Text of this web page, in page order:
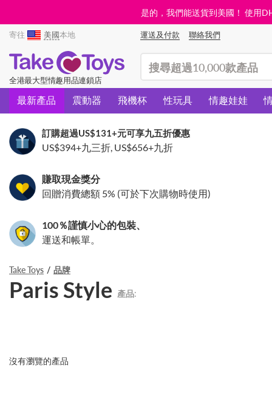
是的，我們能送貨到美國！ 使用
寄往 美國本地 運送及付款 聯絡我們
全港最大型情趣用品連鎖店
最新產品 震動器 飛機杯 性玩具 情趣娃娃
訂購超過US$131+元可享九五折優惠
US$394+九三折, US$656+九折
賺取現金獎分
回贈消費總額 5% (可於下次購物時使用)
100％謹慎小心的包裝、
運送和帳單。
Take Toys 品牌
Paris Style 產品:
沒有瀏覽的產品